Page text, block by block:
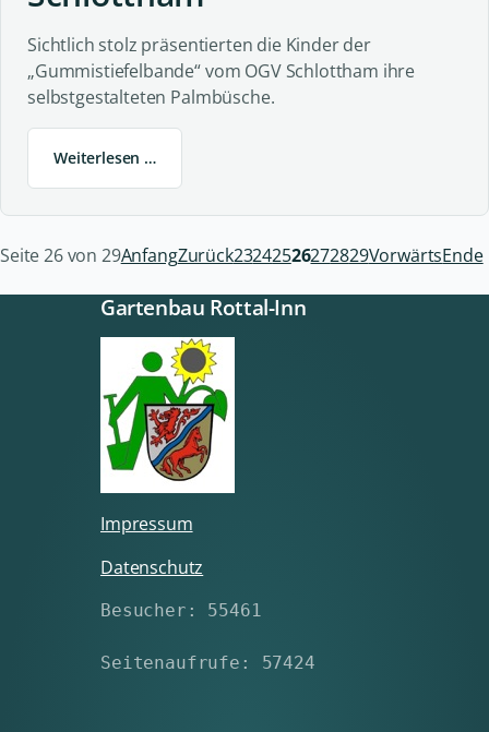
Sichtlich stolz präsentierten die Kinder der
„Gummistiefelbande“ vom OGV Schlottham ihre
selbstgestalteten Palmbüsche.
Weiterlesen …
Seite 26 von 29AnfangZurück23242526272829VorwärtsEnde
Gartenbau Rottal-Inn
Impressum
Datenschutz
Besucher: 55461
Seitenaufrufe: 57424